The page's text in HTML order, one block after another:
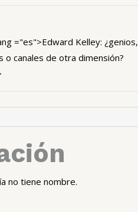
="es">Edward Kelley: ¿genios,
o canales de otra dimensión?
no tiene nombre.